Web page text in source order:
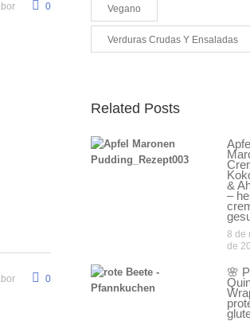
0
0
Vegano
Verduras Crudas Y Ensaladas
Related Posts
&
–
8 de
de
🌸